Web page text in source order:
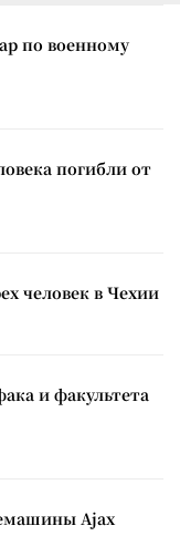
по военному
погибли от
человек в Чехии
и факультета
Ajax